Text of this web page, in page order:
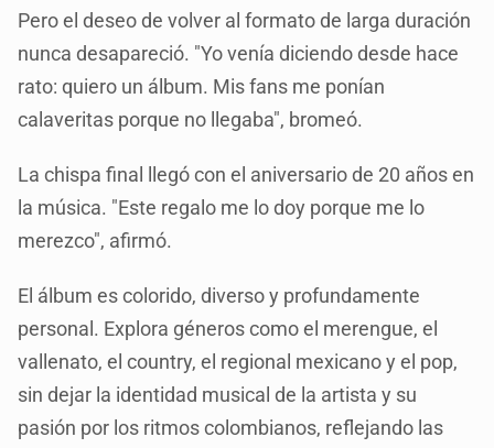
Pero el deseo de volver al formato de larga duración
nunca desapareció. "Yo venía diciendo desde hace
rato: quiero un álbum. Mis fans me ponían
calaveritas porque no llegaba", bromeó.
La chispa final llegó con el aniversario de 20 años en
la música. "Este regalo me lo doy porque me lo
merezco", afirmó.
El álbum es colorido, diverso y profundamente
personal. Explora géneros como el merengue, el
vallenato, el country, el regional mexicano y el pop,
sin dejar la identidad musical de la artista y su
pasión por los ritmos colombianos, reflejando las